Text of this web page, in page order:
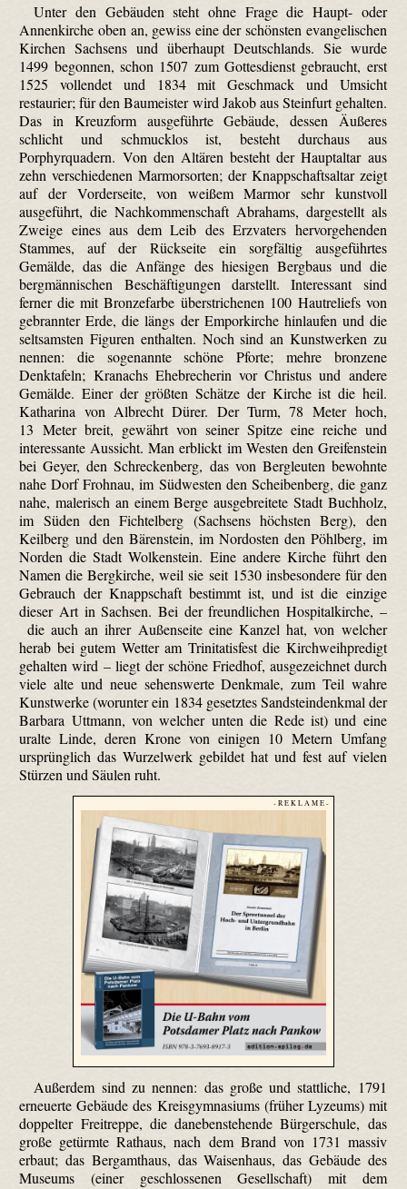
Unter den Gebäuden steht ohne Frage die Haupt- oder
Annenkirche oben an, gewiss eine der schönsten evangelischen
Kirchen Sachsens und überhaupt Deutschlands. Sie wurde
1499 begonnen, schon 1507 zum Gottesdienst gebraucht, erst
1525 vollendet und 1834 mit Geschmack und Umsicht
restaurier; für den Baumeister wird Jakob aus Steinfurt gehalten.
Das in Kreuzform ausgeführte Gebäude, dessen Äußeres
schlicht und schmucklos ist, besteht durchaus aus
Porphyrquadern. Von den Altären besteht der Hauptaltar aus
zehn verschiedenen Marmorsorten; der Knappschaftsaltar zeigt
auf der Vorderseite, von weißem Marmor sehr kunstvoll
ausgeführt, die Nachkommenschaft Abrahams, dargestellt als
Zweige eines aus dem Leib des Erzvaters hervorgehenden
Stammes, auf der Rückseite ein sorgfältig ausgeführtes
Gemälde, das die Anfänge des hiesigen Bergbaus und die
bergmännischen Beschäftigungen darstellt. Interessant sind
ferner die mit Bronzefarbe überstrichenen 100 Hautreliefs von
gebrannter Erde, die längs der Emporkirche hinlaufen und die
seltsamsten Figuren enthalten. Noch sind an Kunstwerken zu
nennen: die sogenannte schöne Pforte; mehre bronzene
Denktafeln; Kranachs Ehebrecherin vor Christus und andere
Gemälde. Einer der größten Schätze der Kirche ist die heil.
Katharina von Albrecht Dürer. Der Turm, 78 Meter hoch,
13 Meter breit, gewährt von seiner Spitze eine reiche und
interessante Aussicht. Man erblickt im Westen den Greifenstein
bei Geyer, den Schreckenberg, das von Bergleuten bewohnte
nahe Dorf Frohnau, im Südwesten den Scheibenberg, die ganz
nahe, malerisch an einem Berge ausgebreitete Stadt Buchholz,
im Süden den Fichtelberg (Sachsens höchsten Berg), den
Keilberg und den Bärenstein, im Nordosten den Pöhlberg, im
Norden die Stadt Wolkenstein. Eine andere Kirche führt den
Namen die Bergkirche, weil sie seit 1530 insbesondere für den
Gebrauch der Knappschaft bestimmt ist, und ist die einzige
dieser Art in Sachsen. Bei der freundlichen Hospitalkirche, –
die auch an ihrer Außenseite eine Kanzel hat, von welcher
herab bei gutem Wetter am Trinitatisfest die Kirchweihpredigt
gehalten wird – liegt der schöne Friedhof, ausgezeichnet durch
viele alte und neue sehenswerte Denkmale, zum Teil wahre
Kunstwerke (worunter ein 1834 gesetztes Sandsteindenkmal der
Barbara Uttmann, von welcher unten die Rede ist) und eine
uralte Linde, deren Krone von einigen 10 Metern Umfang
ursprünglich das Wurzelwerk gebildet hat und fest auf vielen
Stürzen und Säulen ruht.
- R E K L A M E -
Außerdem sind zu nennen: das große und stattliche, 1791
erneuerte Gebäude des Kreisgymnasiums (früher Lyzeums) mit
doppelter Freitreppe, die danebenstehende Bürgerschule, das
große getürmte Rathaus, nach dem Brand von 1731 massiv
erbaut; das Bergamthaus, das Waisenhaus, das Gebäude des
Museums (einer geschlossenen Gesellschaft) mit dem